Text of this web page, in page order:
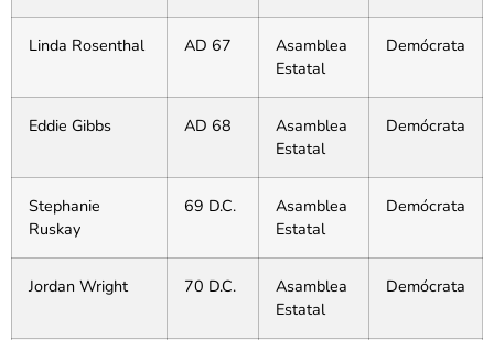
Linda Rosenthal AD 67
Asamblea
Estatal
Demócrata
Eddie Gibbs AD 68
Asamblea
Estatal
Demócrata
Stephanie
Ruskay
69 D.C.
Asamblea
Estatal
Demócrata
Jordan Wright 70 D.C.
Asamblea
Estatal
Demócrata